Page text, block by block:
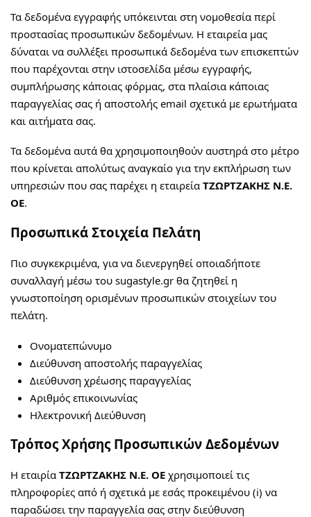
Τα δεδομένα εγγραφής υπόκεινται στη νομοθεσία περί
προστασίας προσωπικών δεδομένων. Η εταιρεία μας
δύναται να συλλέξει προσωπικά δεδομένα των επισκεπτών
που παρέχονται στην ιστοσελίδα μέσω εγγραφής,
συμπλήρωσης κάποιας φόρμας, στα πλαίσια κάποιας
παραγγελίας σας ή αποστολής email σχετικά με ερωτήματα
και αιτήματα σας.
Τα δεδομένα αυτά θα χρησιμοποιηθούν αυστηρά στο μέτρο
που κρίνεται απολύτως αναγκαίο για την εκπλήρωση των
υπηρεσιών που σας παρέχει η εταιρεία ΤΖΩΡΤΖΑΚΗΣ Ν.Ε.
ΟΕ.
Προσωπικά Στοιχεία Πελάτη
Πιο συγκεκριμένα, για να διενεργηθεί οποιαδήποτε
συναλλαγή μέσω του sugastyle.gr θα ζητηθεί η
γνωστοποίηση ορισμένων προσωπικών στοιχείων του
πελάτη.
Ονοματεπώνυμο
Διεύθυνση αποστολής παραγγελίας
Διεύθυνση χρέωσης παραγγελίας
Αριθμός επικοινωνίας
Ηλεκτρονική Διεύθυνση
Τρόπος Χρήσης Προσωπικών Δεδομένων
Η εταιρία ΤΖΩΡΤΖΑΚΗΣ Ν.Ε. ΟΕ χρησιμοποιεί τις
πληροφορίες από ή σχετικά με εσάς προκειμένου (i) να
παραδώσει την παραγγελία σας στην διεύθυνση